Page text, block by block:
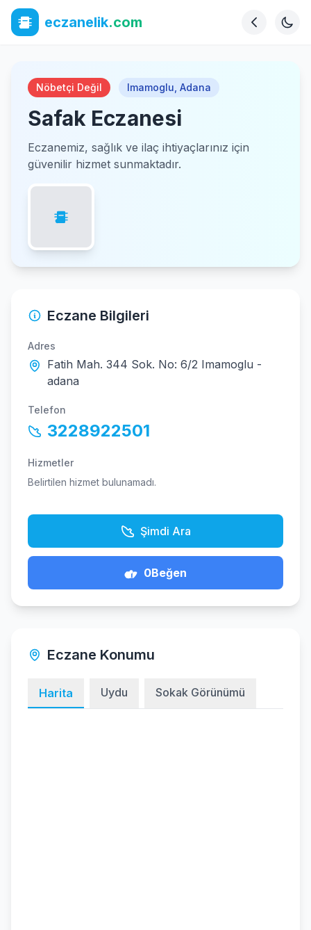
eczanelik.com
Nöbetçi Değil Imamoglu Adana
Safak Eczanesi
Eczanemiz, sağlık ve ilaç ihtiyaçlarınız için
güvenilir hizmet sunmaktadır.
Eczane Bilgileri
Adres
Fatih Mah. 344 Sok. No: 6/2 Imamoglu -
adana
Telefon
3228922501
Hizmetler
Belirtilen hizmet bulunamadı.
Şimdi Ara
0Beğen
Eczane Konumu
Harita Uydu Sokak Görünümü